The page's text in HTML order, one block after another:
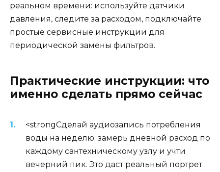
реальном времени: используйте датчики
давления, следите за расходом, подключайте
простые сервисные инструкции для
периодической замены фильтров.
Практические инструкции: что
именно сделать прямо сейчас
<strongСделай аудиозапись потребления
воды на неделю: замерь дневной расход по
каждому сантехническому узлу и учти
вечерний пик. Это даст реальный портрет